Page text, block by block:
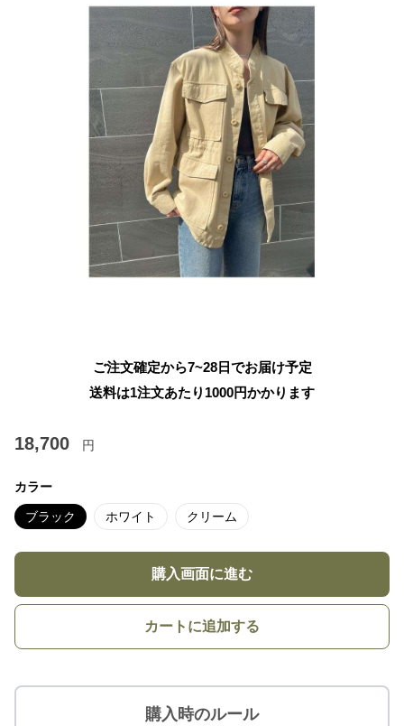
ご注文確定から7~28日でお届け予定
送料は1注文あたり 1000円かかります
18,700 円
カラー
ブラック ホワイト クリーム
購入画面に進む
カートに追加する
購入時のルール